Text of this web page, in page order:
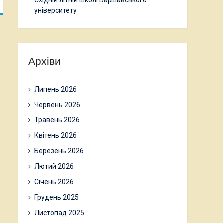
університету
Архіви
Липень 2026
Червень 2026
Травень 2026
Квітень 2026
Березень 2026
Лютий 2026
Січень 2026
Грудень 2025
Листопад 2025